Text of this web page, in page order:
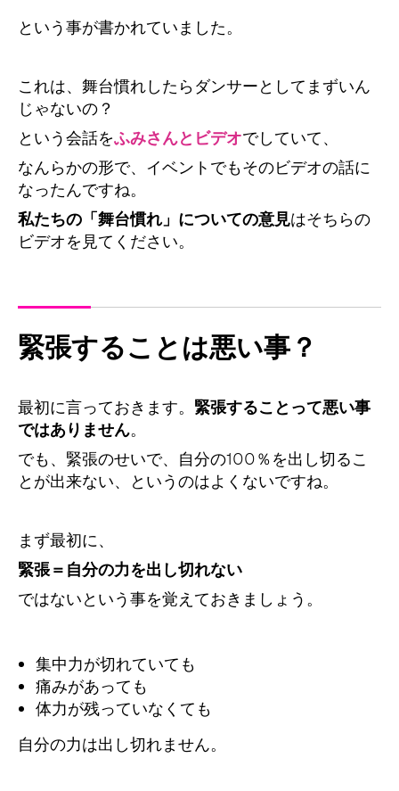
という事が書かれていました。
これは、舞台慣れしたらダンサーとしてまずいん
じゃないの？
という会話をふみさんとビデオでしていて、
なんらかの形で、イベントでもそのビデオの話に
なったんですね。
私たちの「舞台慣れ」についての意見はそちらの
ビデオを見てください。
緊張することは悪い事？
最初に言っておきます。 緊張することって悪い事
ではありません。
でも、緊張のせいで、自分の100％を出し切るこ
とが出来ない、というのはよくないですね。
まず最初に、
緊張＝自分の力を出し切れない
ではないという事を覚えておきましょう。
集中力が切れていても
痛みがあっても
体力が残っていなくても
自分の力は出し切れません。